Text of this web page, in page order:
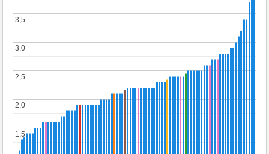
1,5
1,5
2,0
2,0
2,5
2,5
3,0
3,0
3,5
3,5